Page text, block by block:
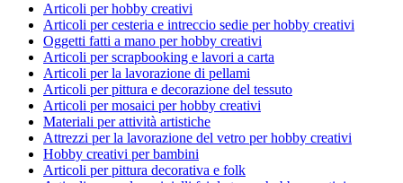
Articoli per hobby creativi
Articoli per cesteria e intreccio sedie per hobby creativi
Oggetti fatti a mano per hobby creativi
Articoli per scrapbooking e lavori a carta
Articoli per la lavorazione di pellami
Articoli per pittura e decorazione del tessuto
Articoli per mosaici per hobby creativi
Materiali per attività artistiche
Attrezzi per la lavorazione del vetro per hobby creativi
Hobby creativi per bambini
Articoli per pittura decorativa e folk